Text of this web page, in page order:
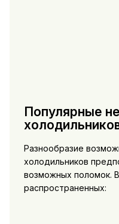
Популярные
Разнообразие
холодильников
возможных поломок.
распространенных: